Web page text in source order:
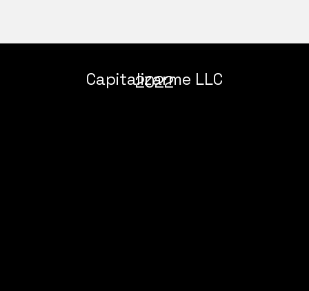
Capitalizarme LLC
2022